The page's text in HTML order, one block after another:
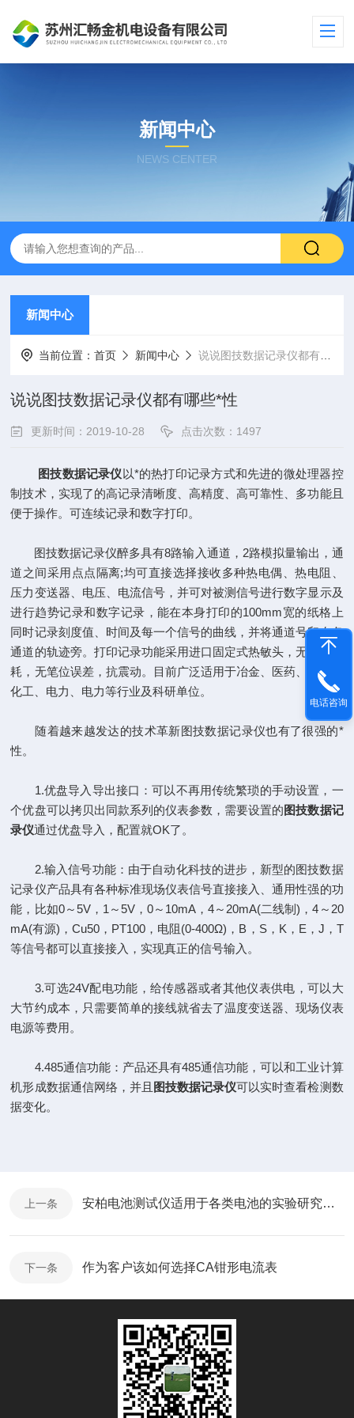
新闻中心
NEWS CENTER
新闻中心
当前位置：首页 新闻中心 说说图技数据记录仪都有哪些*性
说说图技数据记录仪都有哪些*性
更新时间：2019-10-28 点击次数：1497
图技数据记录仪 以*的热打印记录方式和先进的微处理器控
制技术，实现了的高记录清晰度、高精度、高可靠性、多功能且
便于操作。可连续记录和数字打印。
图技数据记录仪醉多具有8路输入通道，2路模拟量输出，通
道之间采用点点隔离;均可直接选择接收多种热电偶、热电阻、
压力变送器、电压、电流信号，并可对被测信号进行数字显示及
进行趋势记录和数字记录，能在本身打印的100mm宽的纸格上
同时记录刻度值、时间及每一个信号的曲线，并将通道号印在各
通道的轨迹旁。打印记录功能采用进口固定式热敏头，无笔墨消
耗，无笔位误差，抗震动。目前广泛适用于冶金、医药、石油、
化工、电力、电力等行业及科研单位。
随着越来越发达的技术革新图技数据记录仪也有了很强的*
性。
1.优盘导入导出接口：可以不再用传统繁琐的手动设置，一
个优盘可以拷贝出同款系列的仪表参数，需要设置的图技数据记
录仪通过优盘导入，配置就OK了。
2.输入信号功能：由于自动化科技的进步，新型的图技数据
记录仪产品具有各种标准现场仪表信号直接接入、通用性强的功
能，比如0～5V，1～5V，0～10mA，4～20mA(二线制)，4～20
mA(有源)，Cu50，PT100，电阻(0-400Ω)，B，S，K，E，J，T
等信号都可以直接接入，实现真正的信号输入。
3.可选24V配电功能，给传感器或者其他仪表供电，可以大
大节约成本，只需要简单的接线就省去了温度变送器、现场仪表
电源等费用。
4.485通信功能：产品还具有485通信功能，可以和工业计算
机形成数据通信网络，并且 图技数据记录仪可以实时查看检测数
据变化。
上一条 安柏电池测试仪适用于各类电池的实验研究和生产检测
下一条 作为客户该如何选择CA钳形电流表
电话咨询